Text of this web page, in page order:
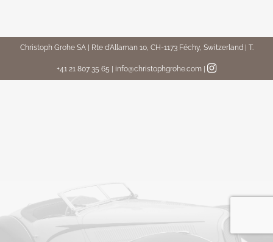
Christoph Grohe SA | Rte d’Allaman 10, CH-1173 Féchy, Switzerland | T.
+41 21 807 35 65 | info@christophgrohe.com